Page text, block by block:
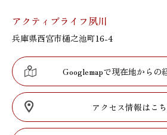
アクティブライフ夙川
兵庫県西宮市樋之池町16-4
Googlemapで現在地からの
アクセス情報はこ